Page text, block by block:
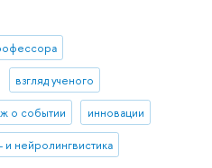
взгляд ученого
о событии инновации
и нейролингвистика